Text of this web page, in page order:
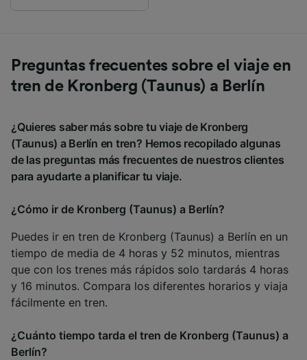
Preguntas frecuentes sobre el viaje en
tren de Kronberg (Taunus) a Berlín
¿Quieres saber más sobre tu viaje de Kronberg
(Taunus) a Berlín en tren? Hemos recopilado algunas
de las preguntas más frecuentes de nuestros clientes
para ayudarte a planificar tu viaje.
¿Cómo ir de Kronberg (Taunus) a Berlín?
Puedes ir en tren de Kronberg (Taunus) a Berlín en un
tiempo de media de 4 horas y 52 minutos, mientras
que con los trenes más rápidos solo tardarás 4 horas
y 16 minutos. Compara los diferentes horarios y viaja
fácilmente en tren.
¿Cuánto tiempo tarda el tren de Kronberg (Taunus) a
Berlín?